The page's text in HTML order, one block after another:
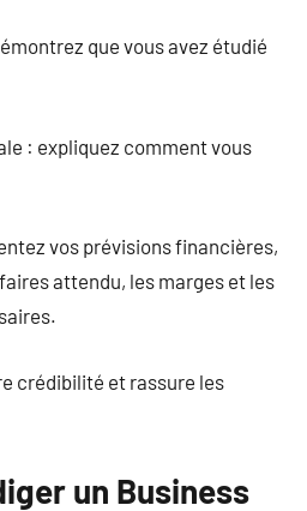
que vous avez étudié
: expliquez comment vous
vos prévisions financières,
attendu, les marges et les
crédibilité et rassure les
un Business